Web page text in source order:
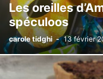
Les oreilles
spéculoos
carole tidghi - 13 février